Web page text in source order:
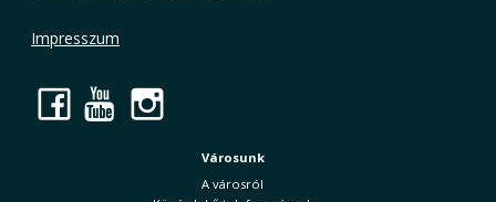
Impresszum
Facebook
YouTube
Városunk
A városról